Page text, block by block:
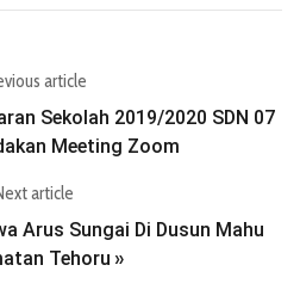
article
Sekolah 2019/2020 SDN 07
Meeting Zoom
article
Arus Sungai Di Dusun Mahu
Tehoru »